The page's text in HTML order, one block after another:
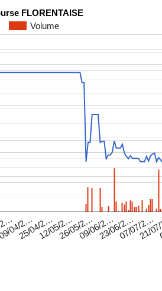
FLORENTAISE
Volume
04/2…
25/04/2…12/05/2…26/05/2…09/06/2…23/06/2…07/07/2…
21/